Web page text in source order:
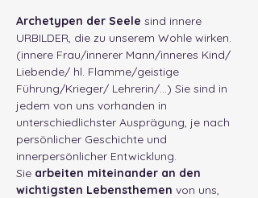
Archetypen der Seele sind innere
URBILDER, die zu unserem Wohle wirken.
(innere Frau/innerer Mann/inneres Kind/
Liebende/ hl. Flamme/geistige
Führung/Krieger/ Lehrerin/…) Sie sind in
jedem von uns vorhanden in
unterschiedlichster Ausprägung, je nach
persönlicher Geschichte und
innerpersönlicher Entwicklung.
Sie arbeiten miteinander an den
wichtigsten Lebensthemen von uns,